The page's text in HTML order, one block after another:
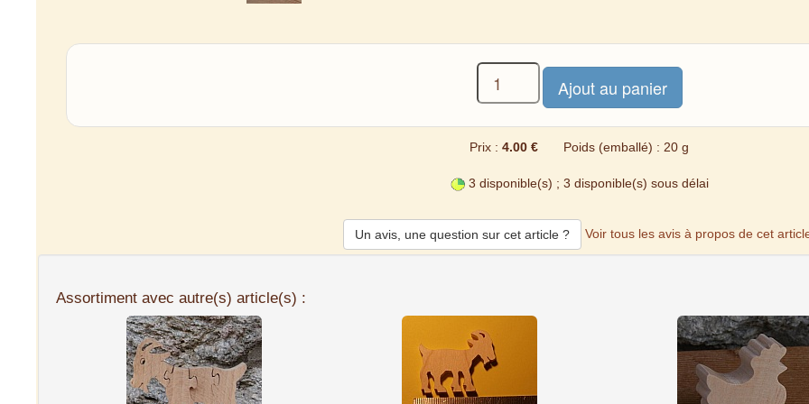
Prix : 4.00 € Poids (emballé) : 20 g
3 disponible(s) ; 3 disponible(s) sous délai
Un avis, une question sur cet article ? Voir tous les avis à propos de cet
Assortiment avec autre(s) article(s) :